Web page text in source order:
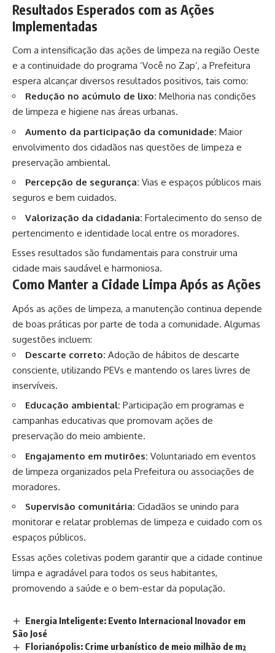
Resultados Esperados com as Ações
Implementadas
Com a intensificação das ações de limpeza na região Oeste
e a continuidade do programa ‘Você no Zap’, a Prefeitura
espera alcançar diversos resultados positivos, tais como:
Redução no acúmulo de lixo: Melhoria nas condições
de limpeza e higiene nas áreas urbanas.
Aumento da participação da comunidade: Maior
envolvimento dos cidadãos nas questões de limpeza e
preservação ambiental.
Percepção de segurança: Vias e espaços públicos mais
seguros e bem cuidados.
Valorização da cidadania: Fortalecimento do senso de
pertencimento e identidade local entre os moradores.
Esses resultados são fundamentais para construir uma
cidade mais saudável e harmoniosa.
Como Manter a Cidade Limpa Após as Ações
Após as ações de limpeza, a manutenção continua depende
de boas práticas por parte de toda a comunidade. Algumas
sugestões incluem:
Descarte correto: Adoção de hábitos de descarte
consciente, utilizando PEVs e mantendo os lares livres de
inservíveis.
Educação ambiental: Participação em programas e
campanhas educativas que promovam ações de
preservação do meio ambiente.
Engajamento em mutirões: Voluntariado em eventos
de limpeza organizados pela Prefeitura ou associações de
moradores.
Supervisão comunitária: Cidadãos se unindo para
monitorar e relatar problemas de limpeza e cuidado com os
espaços públicos.
Essas ações coletivas podem garantir que a cidade continue
limpa e agradável para todos os seus habitantes,
promovendo a saúde e o bem-estar da população.
Energia Inteligente: Evento Internacional Inovador em
São José
Florianópolis: Crime urbanístico de meio milhão de m²